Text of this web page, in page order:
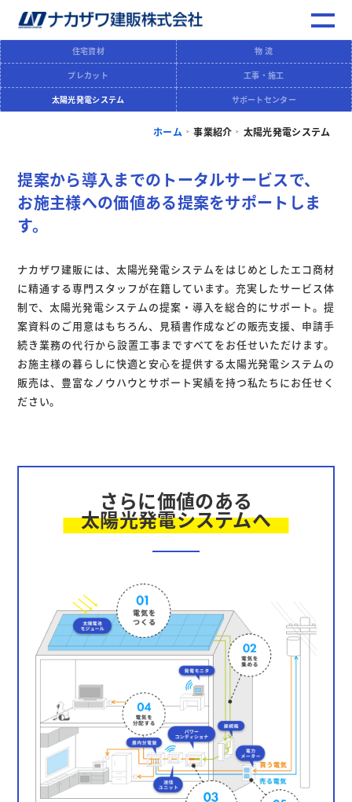
住宅資材 物 流
プレカット 工事・施工
太陽光発電システム サポートセンター
ホーム > 事業紹介 > 太陽光発電システム
提案から導入までのトータルサービスで、
お施主様への価値ある提案をサポートしま
す。
ナカザワ建販には、太陽光発電システムをはじめとしたエコ商材
に精通する専門スタッフが在籍しています。充実したサービス体
制で、太陽光発電システムの提案・導入を総合的にサポート。提
案資料のご用意はもちろん、見積書作成などの販売支援、申請手
続き業務の代行から設置工事まですべてをお任せいただけます。
お施主様の暮らしに快適と安心を提供する太陽光発電システムの
販売は、豊富なノウハウとサポート実績を持つ私たちにお任せく
ださい。
さらに価値のある
太陽光発電システムへ